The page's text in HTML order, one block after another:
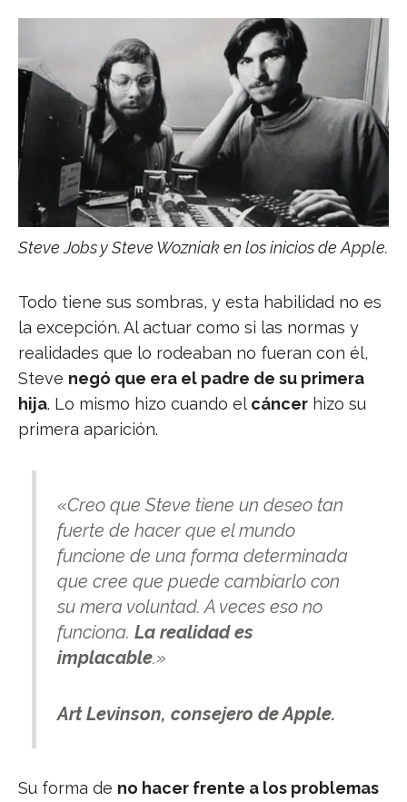
Steve Jobs y Steve Wozniak en los inicios de Apple.
Todo tiene sus sombras, y esta habilidad no es
la excepción. Al actuar como si las normas y
realidades que lo rodeaban no fueran con él,
Steve negó que era el padre de su primera
hija. Lo mismo hizo cuando el cáncer hizo su
primera aparición.
«Creo que Steve tiene un deseo tan
fuerte de hacer que el mundo
funcione de una forma determinada
que cree que puede cambiarlo con
su mera voluntad. A veces eso no
funciona.La realidad es
implacable.»
Art Levinson, consejero de Apple.
Su forma de no hacer frente a los problemas